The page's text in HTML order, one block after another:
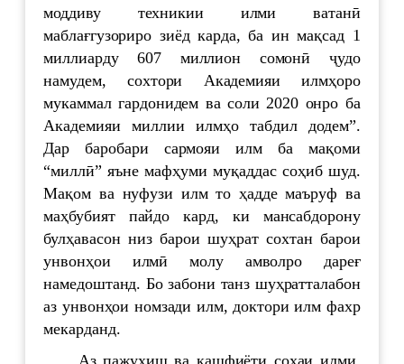
моддиву техникии илми ватанӣ
маблағгузориро зиёд карда, ба ин мақсад 1
миллиарду 607 миллион сомонӣ ҷудо
намудем, сохтори Академияи илмҳоро
мукаммал гардонидем ва соли 2020 онро ба
Академияи миллии илмҳо табдил додем”.
Дар баробари сармояи илм ба мақоми
“миллӣ” яъне мафҳуми муқаддас соҳиб шуд.
Мақом ва нуфузи илм то ҳадде маъруф ва
маҳбубият пайдо кард, ки мансабдорону
булҳавасон низ барои шуҳрат сохтан барои
унвонҳои илмӣ молу амволро дареғ
намедоштанд. Бо забони танз шуҳратталабон
аз унвонҳои номзади илм, доктори илм фахр
мекарданд.
Аз пажуҳиш ва кашфиёти соҳаи илми